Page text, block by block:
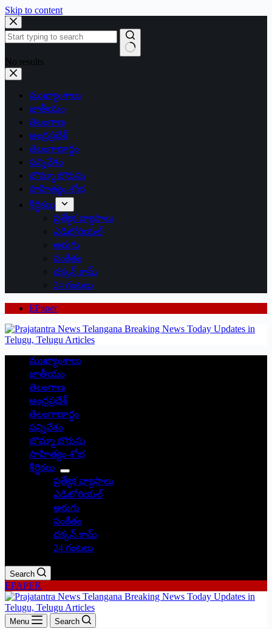
Skip to content
No results
ముఖ్యాంశాలు
జాతీయం
తెలంగాణ
ఆంధ్రప్రదేశ్
తెలంగాణార్థం
సన్నివేశం
బొమ్మా బొరుసు
సాహిత్యం-శోభ
శీర్షికలు
ప్రత్యేక వ్యాసాలు
ఎడిటోరియల్
అరుగు
సంకేతం
దక్కన్.కామ్
24 గంటలు
EPaper
ముఖ్యాంశాలు
జాతీయం
తెలంగాణ
ఆంధ్రప్రదేశ్
తెలంగాణార్థం
సన్నివేశం
బొమ్మా బొరుసు
సాహిత్యం-శోభ
శీర్షికలు
ప్రత్యేక వ్యాసాలు
ఎడిటోరియల్
అరుగు
సంకేతం
దక్కన్.కామ్
24 గంటలు
Search
EPAPER
Menu Search